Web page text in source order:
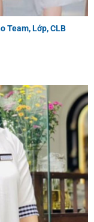
Team, Lớp, CLB